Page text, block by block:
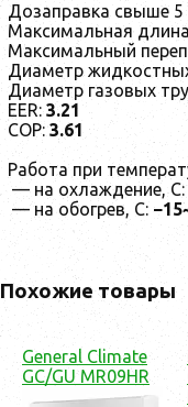
Дозаправка свыше 5
Максимальная
Максимальный
Диаметр
Диаметр газовых
EER: 3.21
COP: 3.61
Работа при
— на охлаждение, С:
— на обогрев, С:
Похожие товары
General Climate
GC/GU MR09HR